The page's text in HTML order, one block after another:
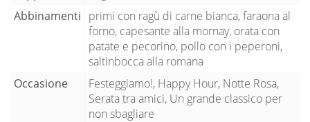
Abbinamenti primi con ragù di carne bianca, faraona al
forno, capesante alla mornay, orata con
patate e pecorino, pollo con i peperoni,
saltinbocca alla romana
Occasione
Festeggiamo!, Happy Hour, Notte Rosa,
Serata tra amici, Un grande classico per
non sbagliare